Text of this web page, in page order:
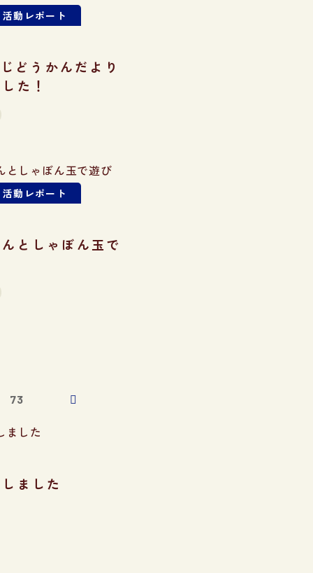
動レポート
どうかんだより
た！
動レポート
としゃぼん玉で
73
ました